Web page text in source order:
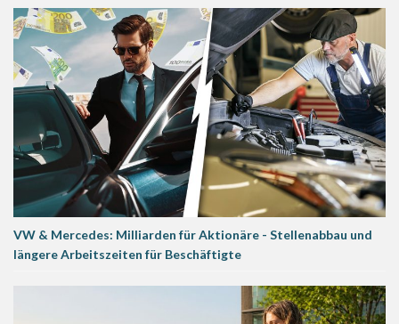
VW & Mercedes: Milliarden für Aktionäre - Stellenabbau und
längere Arbeitszeiten für Beschäftigte